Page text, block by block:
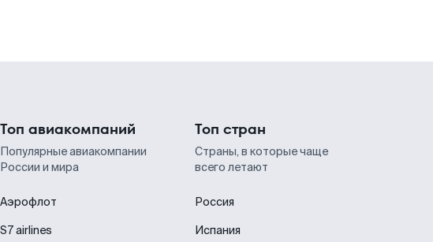
Топ авиакомпаний
Популярные авиакомпании
России и мира
Аэрофлот
S7 airlines
Топ стран
Страны, в которые чаще
всего летают
Россия
Испания